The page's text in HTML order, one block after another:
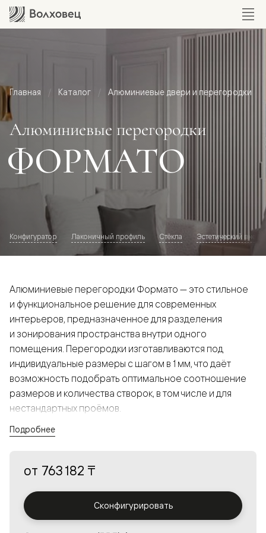
Главная Каталог Алюминиевые двери и перегородки
Алюминиевые перегородки
ФОРМАТО
Конфигуратор Лаконичный профиль Стёкла Эстетический
Алюминиевые перегородки Формато — это стильное
и функциональное решение для современных
интерьеров, предназначенное для разделения
и зонирования пространства внутри одного
помещения. Перегородки изготавливаются под
индивидуальные размеры с шагом в 1 мм, что даёт
возможность подобрать оптимальное соотношение
размеров и количества створок, в том числе и для
нестандартных проёмов.
а большой выбор вставок из стекла с различными
решения в интерьере и варьировать освещённость.
Подробнее
от 763 182 ₸
Сконфигурировать